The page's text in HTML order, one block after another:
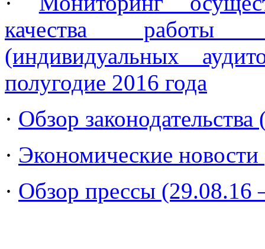
качества работы
(индивидуальных
полугодие 2016 года
· Обзор
· Экономические
· Обзор прессы (29.08.16